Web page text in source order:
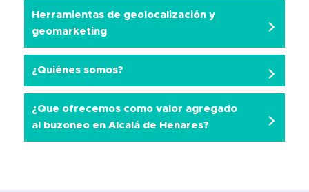
Herramientas de geolocalización y
geomarketing
¿Quiénes somos?
¿Que ofrecemos como valor agregado
al buzoneo en Alcalá de Henares?